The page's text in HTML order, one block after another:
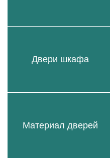
Двери шкафа
Материал дверей